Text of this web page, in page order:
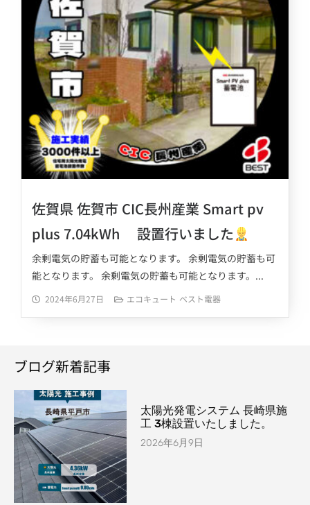
佐賀県 佐賀市 CIC長州産業 Smart pv
plus 7.04kWh 設置行いました
余剰電気の貯蓄も可能となります。 余剰電気の貯蓄も可
能となります。 余剰電気の貯蓄も可能となります。...
2024年6月27日 エコキュート ベスト電器
ブログ新着記事
太陽光発電システム 長崎県施
工 3棟設置いたしました。
2026年6月9日